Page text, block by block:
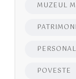
MUZEUL
POVESTE